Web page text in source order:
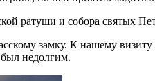
ратуши и собора святых
замку. К нашему визиту
был недолгим.